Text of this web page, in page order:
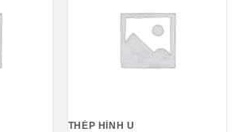
THÉP HÌNH U